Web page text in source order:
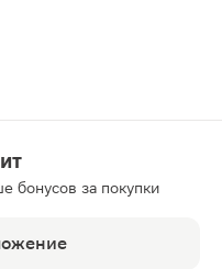
бонусов за покупки